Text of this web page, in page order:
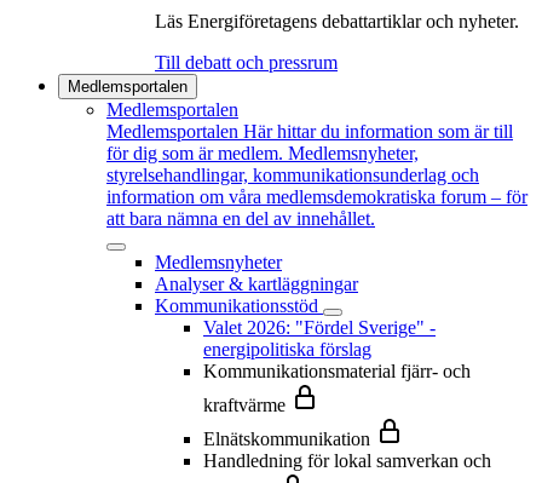
Läs Energiföretagens debattartiklar och nyheter.
Till debatt och pressrum
Medlemsportalen
Medlemsportalen
Medlemsportalen Här hittar du information som är till
för dig som är medlem. Medlemsnyheter,
styrelsehandlingar, kommunikationsunderlag och
information om våra medlemsdemokratiska forum – för
att bara nämna en del av innehållet.
Medlemsnyheter
Analyser & kartläggningar
Kommunikationsstöd
Valet 2026: "Fördel Sverige" -
energipolitiska förslag
Kommunikationsmaterial fjärr- och
kraftvärme
Elnätskommunikation
Handledning för lokal samverkan och